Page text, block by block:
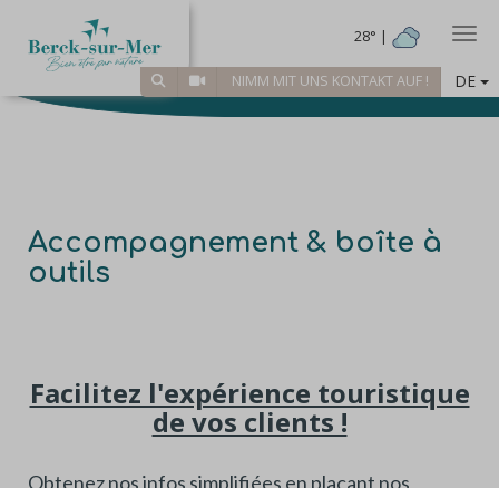
28° |
NIMM MIT UNS KONTAKT AUF ! DE
Accompagnement & boîte à
outils
Facilitez l'expérience touristique
de vos clients !
Obtenez nos infos simplifiées en plaçant nos